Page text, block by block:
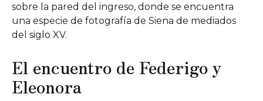
sobre la pared del ingreso, donde se encuentra
una especie de fotografía de Siena de mediados
del siglo XV.
El encuentro de Federigo y
Eleonora